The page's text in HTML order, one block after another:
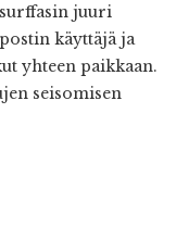
juuri
käyttäjä ja
yhteen paikkaan.
seisomisen